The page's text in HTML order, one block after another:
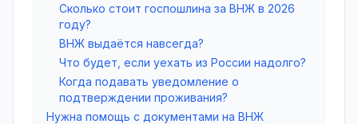
Сколько стоит госпошлина за ВНЖ в 2026
году?
ВНЖ выдаётся навсегда?
Что будет, если уехать из России надолго?
Когда подавать уведомление о
подтверждении проживания?
Нужна помощь с документами на ВНЖ